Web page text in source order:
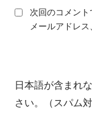
次回のコメント
メールアドレス
日本語が含まれ
さい。（スパム対